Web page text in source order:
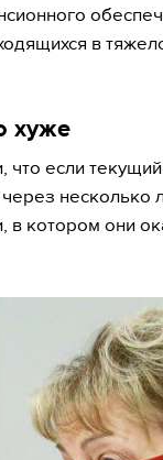
в
хуже
если
несколько
котором они